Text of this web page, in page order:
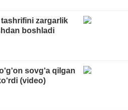
zargarlik
boshladi
sovg‘a qilgan
(video)